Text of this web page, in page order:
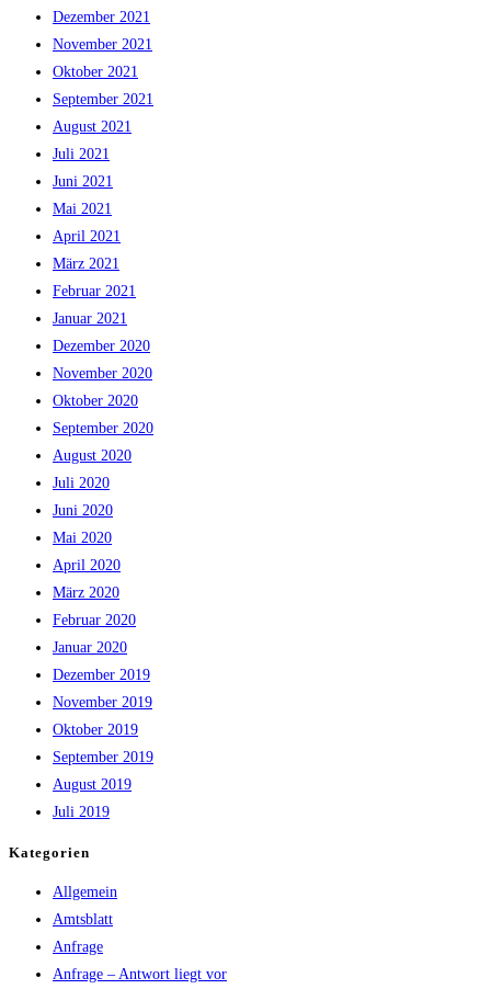
Dezember 2021
November 2021
Oktober 2021
September 2021
August 2021
Juli 2021
Juni 2021
Mai 2021
April 2021
März 2021
Februar 2021
Januar 2021
Dezember 2020
November 2020
Oktober 2020
September 2020
August 2020
Juli 2020
Juni 2020
Mai 2020
April 2020
März 2020
Februar 2020
Januar 2020
Dezember 2019
November 2019
Oktober 2019
September 2019
August 2019
Juli 2019
Kategorien
Allgemein
Amtsblatt
Anfrage
Anfrage – Antwort liegt vor